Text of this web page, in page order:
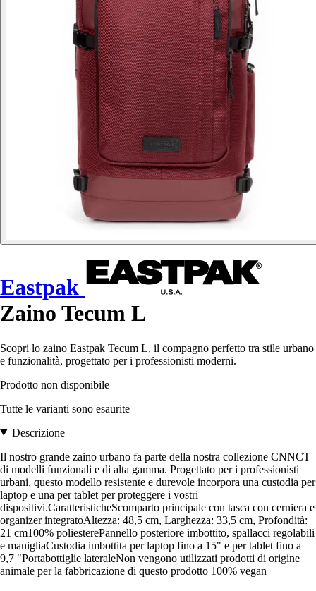
Eastpak
Zaino Tecum L
Scopri lo zaino Eastpak Tecum L, il compagno perfetto tra stile urbano
e funzionalità, progettato per i professionisti moderni.
Prodotto non disponibile
Tutte le varianti sono esaurite
Descrizione
Il nostro grande zaino urbano fa parte della nostra collezione CNNCT
di modelli funzionali e di alta gamma. Progettato per i professionisti
urbani, questo modello resistente e durevole incorpora una custodia per
laptop e una per tablet per proteggere i vostri
dispositivi.CaratteristicheScomparto principale con tasca con cerniera e
organizer integratoAltezza: 48,5 cm, Larghezza: 33,5 cm, Profondità:
21 cm100% poliesterePannello posteriore imbottito, spallacci regolabili
e manigliaCustodia imbottita per laptop fino a 15" e per tablet fino a
9,7 "Portabottiglie lateraleNon vengono utilizzati prodotti di origine
animale per la fabbricazione di questo prodotto 100% vegan